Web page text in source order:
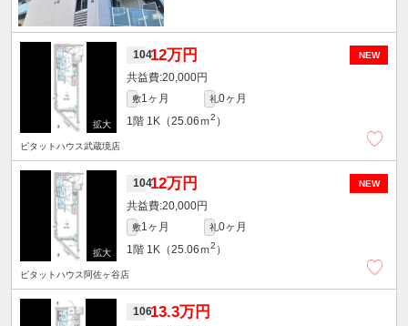
NEW
10412万円
20,000円
敷1ヶ月 礼0ヶ月
1階 1K（25.06ｍ2 ）
ピタットハウス武蔵境店
NEW
10412万円
20,000円
敷1ヶ月 礼0ヶ月
1階 1K（25.06ｍ2 ）
ピタットハウス阿佐ヶ谷店
10613.3万円